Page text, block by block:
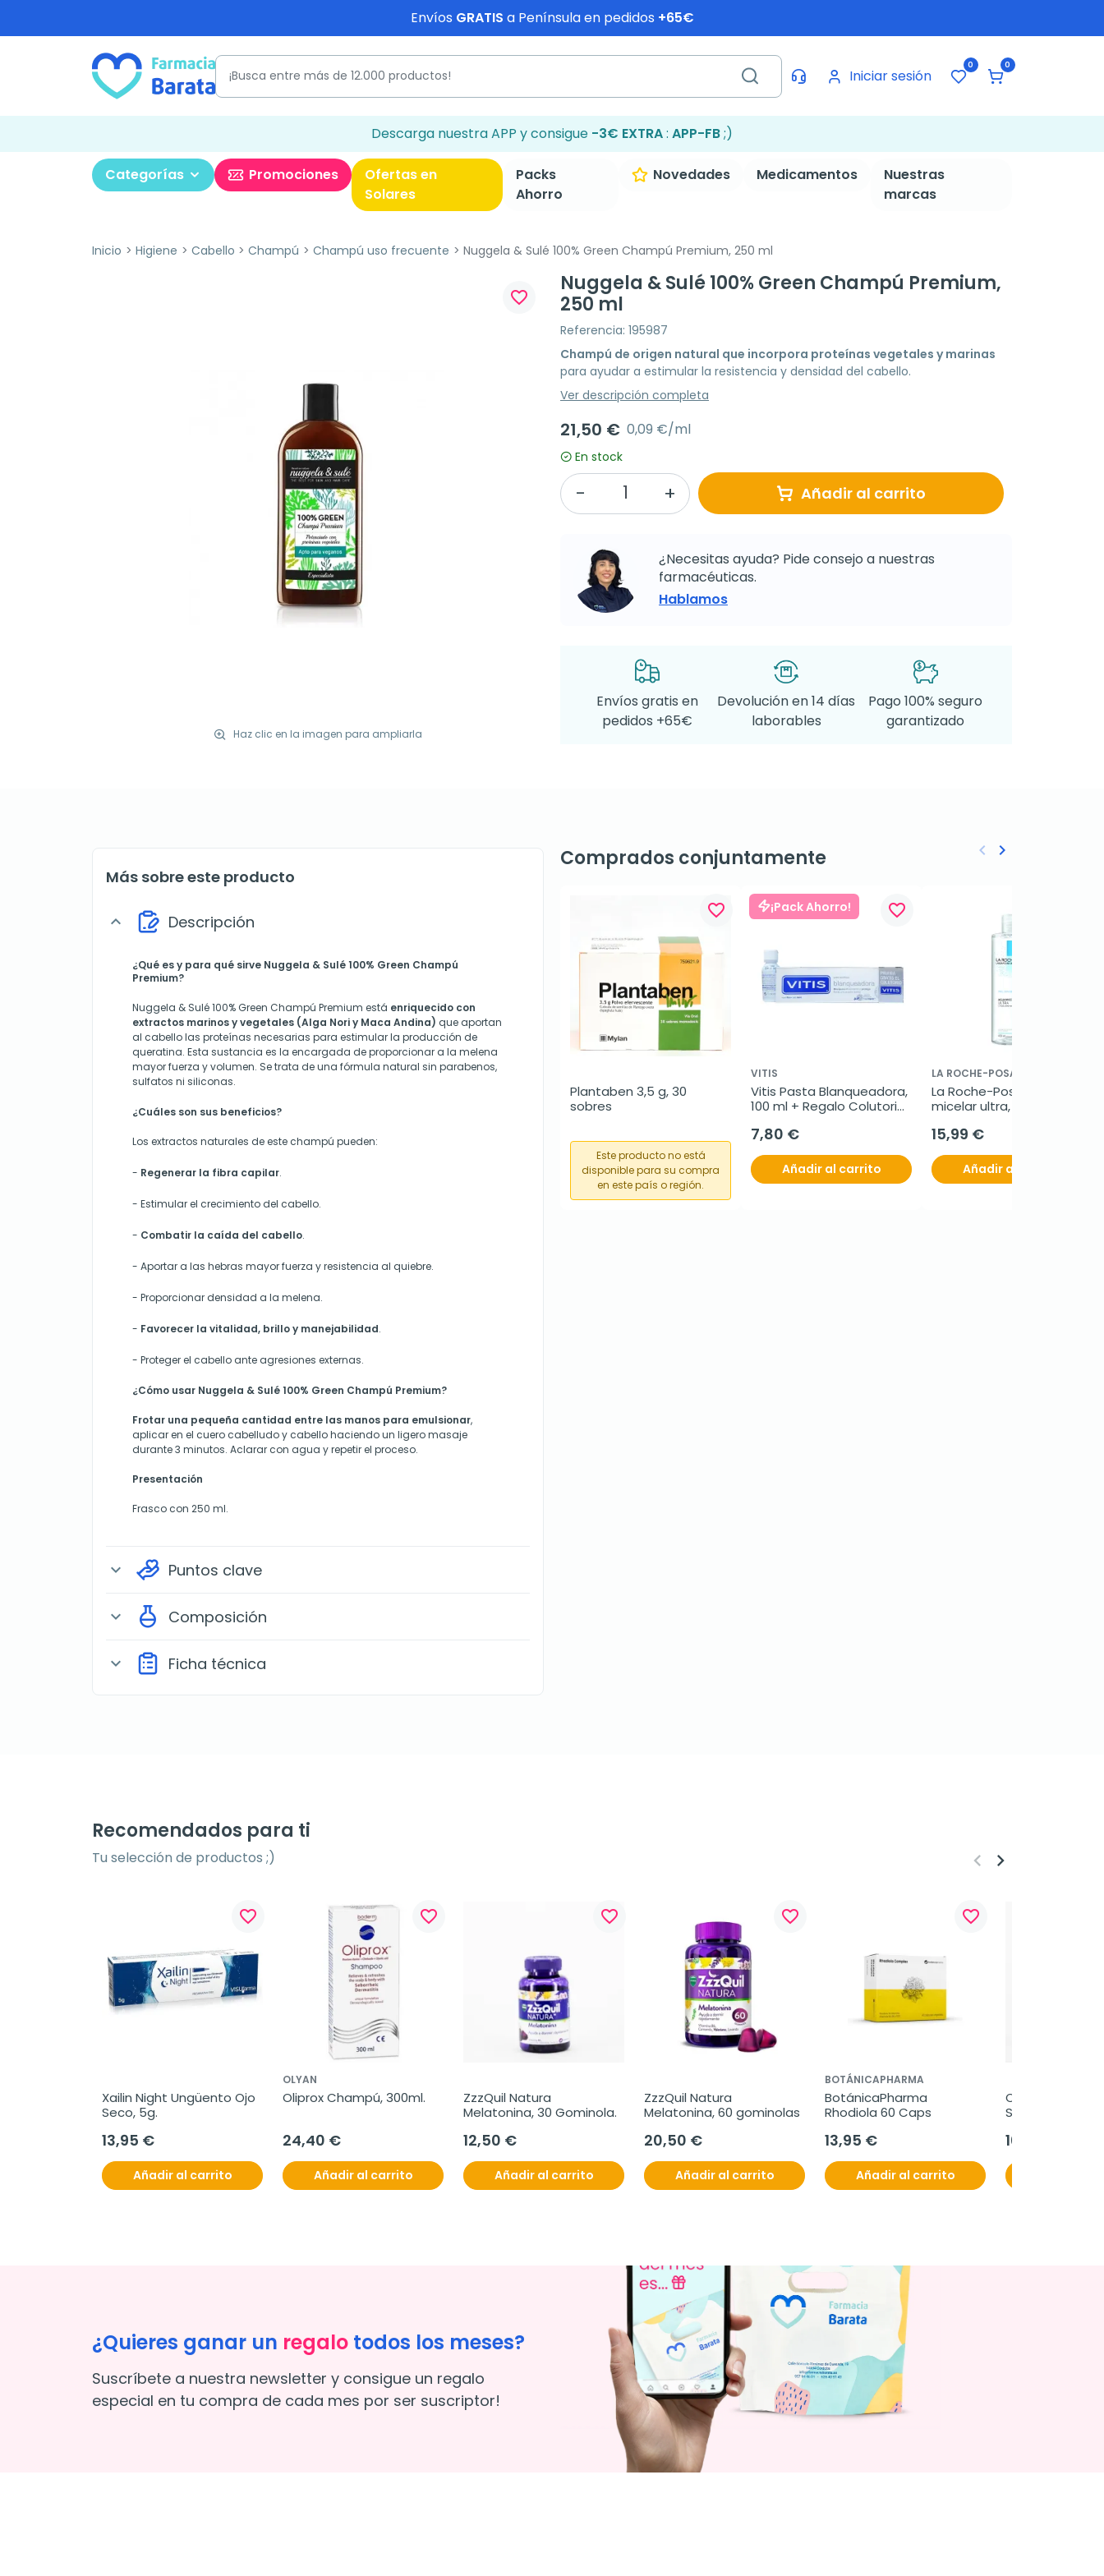
Envíos GRATIS a Península en pedidos +65€
Iniciar sesión
0 0
Descarga nuestra APP y consigue -3€ EXTRA: APP-FB;)
Categorías Promociones
Ofertas en
Solares
Packs
Ahorro
Novedades Medicamentos
Nuestras
marcas
Inicio Higiene Cabello Champú Champú uso frecuente Nuggela & Sulé 100% Green Champú Premium, 250 ml
Haz clic en la imagen para ampliarla
favorite_border
Nuggela & Sulé 100% Green Champú Premium,
250 ml
Referencia: 195987
Champú de origen natural que incorpora proteínas vegetales y marinas
para ayudar a estimular la resistencia y densidad del cabello.
Ver descripción completa
21,50 € 0,09 €/ml
En stock
Añadir al carrito
¿Necesitas ayuda? Pide consejo a nuestras
farmacéuticas.
Hablamos
Envíos gratis en
pedidos +65€
Devolución en 14 días
laborables
Pago 100% seguro
garantizado
Más sobre este producto
expand_more Descripción
¿Qué es y para qué sirve Nuggela & Sulé 100% Green Champú
Premium?
Nuggela & Sulé 100% Green Champú Premium está enriquecido con
extractos marinos y vegetales (Alga Nori y Maca Andina) que aportan
al cabello las proteínas necesarias para estimular la producción de
queratina. Esta sustancia es la encargada de proporcionar a la melena
mayor fuerza y volumen. Se trata de una fórmula natural sin parabenos,
sulfatos ni siliconas.
¿Cuáles son sus beneficios?
Los extractos naturales de este champú pueden:
- Regenerar la fibra capilar.
- Estimular el crecimiento del cabello.
- Combatir la caída del cabello.
- Aportar a las hebras mayor fuerza y resistencia al quiebre.
- Proporcionar densidad a la melena.
- Favorecer la vitalidad, brillo y manejabilidad.
- Proteger el cabello ante agresiones externas.
¿Cómo usar Nuggela & Sulé 100% Green Champú Premium?
Frotar una pequeña cantidad entre las manos para emulsionar,
aplicar en el cuero cabelludo y cabello haciendo un ligero masaje
durante 3 minutos. Aclarar con agua y repetir el proceso.
Presentación
Frasco con 250 ml.
expand_more Puntos clave
expand_more Composición
expand_more Ficha técnica
Comprados conjuntamente
favorite_border
Plantaben 3,5 g, 30
sobres
Este producto no está
disponible para su compra
en este país o región.
¡Pack Ahorro! favorite_border
VITIS
Vitis Pasta Blanqueadora,
100 ml + Regalo Colutorio
7,80 €
Añadir al carrito
LA ROCHE-POSAY
La Roche-Posay agua
micelar ultra, 400 ml
15,99 €
Añadir al carrito
Anterior
keyboard_arrow_left Siguiente
keyboard_arrow_right
Recomendados para ti
Tu selección de productos ;)
favorite_border
Xailin Night Ungüento Ojo
Seco, 5g.
13,95 €
Añadir al carrito
favorite_border
OLYAN
Oliprox Champú, 300ml.
24,40 €
Añadir al carrito
favorite_border
ZzzQuil Natura
Melatonina, 30 Gominola.
12,50 €
Añadir al carrito
favorite_border
ZzzQuil Natura
Melatonina, 60 gominolas
20,50 €
Añadir al carrito
favorite_border
BOTÁNICAPHARMA
BotánicaPharma
Rhodiola 60 Caps
13,95 €
Añadir al carrito
ODM 5 Edema
Sol. Oftalmica,
16,80 €
keyboard_arrow_left keyboard_arrow_right
¿Quieres ganar un regalo todos los meses?
Suscríbete a nuestra newsletter y consigue un regalo
especial en tu compra de cada mes por ser suscriptor!